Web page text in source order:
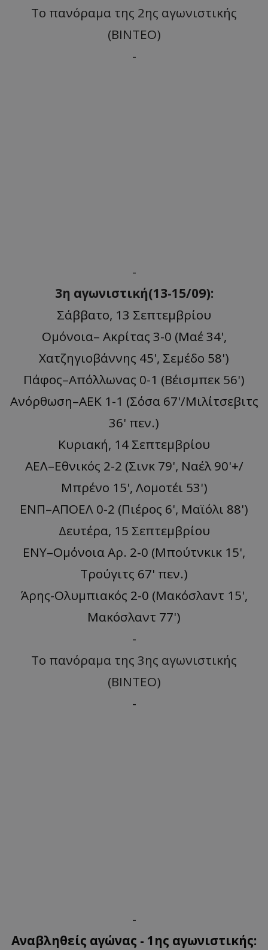
Το πανόραμα της 2ης αγωνιστικής
(ΒΙΝΤΕΟ)
-
-
3η αγωνιστική(13-15/09):
Σάββατο, 13 Σεπτεμβρίου
Ομόνοια– Ακρίτας 3-0 (Μαέ 34',
Χατζηγιοβάννης 45', Σεμέδο 58')
Πάφος–Απόλλωνας 0-1 (Βέισμπεκ 56')
Ανόρθωση–ΑΕΚ 1-1 (Σόσα 67'/Μιλίτσεβιτς
36' πεν.)
Κυριακή, 14 Σεπτεμβρίου
ΑΕΛ–Εθνικός 2-2 (Σινκ 79', Ναέλ 90'+/
Μπρένο 15', Λομοτέι 53')
ΕΝΠ–ΑΠΟΕΛ 0-2 (Πιέρος 6', Μαϊόλι 88')
Δευτέρα, 15 Σεπτεμβρίου
ΕΝΥ–Ομόνοια Αρ. 2-0 (Μπούτνκικ 15',
Τρούγιτς 67' πεν.)
Άρης-Ολυμπιακός 2-0 (Μακόσλαντ 15',
Μακόσλαντ 77')
-
Το πανόραμα της 3ης αγωνιστικής
(ΒΙΝΤΕΟ)
-
-
Αναβληθείς αγώνας - 1ης αγωνιστικής: